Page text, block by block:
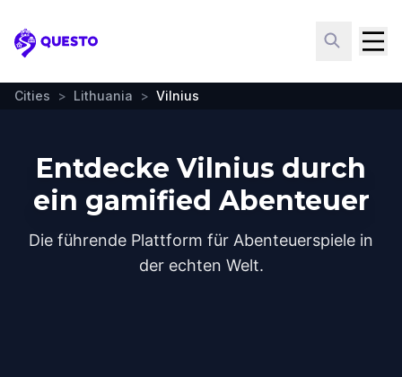
Questo
Cities > Lithuania > Vilnius
Entdecke Vilnius durch
ein gamified Abenteuer
Die führende Plattform für Abenteuerspiele in
der echten Welt.